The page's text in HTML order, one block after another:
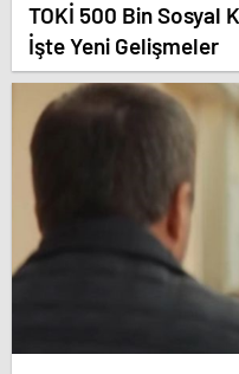
TOKİ 500 Bin Sosyal
İşte Yeni Gelişmeler